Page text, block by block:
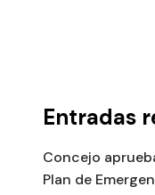
Entradas
Concejo
Plan de